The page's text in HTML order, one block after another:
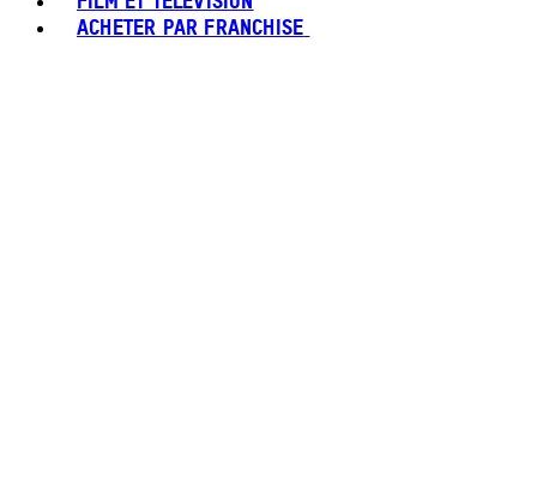
ACHETER PAR FRANCHISE